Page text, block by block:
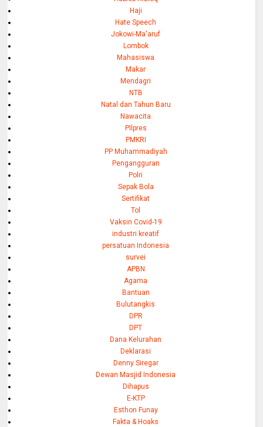
Haji
Hate Speech
Jokowi-Ma'aruf
Lombok
Mahasiswa
Makar
Mendagri
NTB
Natal dan Tahun Baru
Nawacita
PIlpres
PMKRI
PP Muhammadiyah
Pengangguran
Polri
Sepak Bola
Sertifikat
Tol
Vaksin Covid-19
industri kreatif
persatuan Indonesia
survei
APBN
Agama
Bantuan
Bulutangkis
DPR
DPT
Dana Kelurahan
Deklarasi
Denny Siregar
Dewan Masjid Indonesia
Dihapus
E-KTP
Esthon Funay
Fakta & Hoaks